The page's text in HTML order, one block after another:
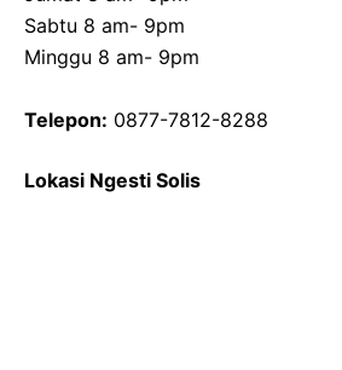
Sabtu 8 am- 9pm
Minggu 8 am- 9pm
Telepon: 0877-7812-8288
Lokasi Ngesti Solis